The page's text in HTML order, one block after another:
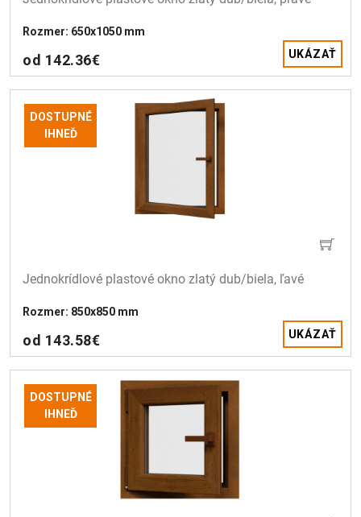
Rozmer: 650x1050 mm
od 142.36€ UKÁZAŤ
DOSTUPNÉ
IHNEĎ
Jednokrídlové plastové okno zlatý dub/biela, ľavé
Rozmer: 850x850 mm
od 143.58€ UKÁZAŤ
DOSTUPNÉ
IHNEĎ